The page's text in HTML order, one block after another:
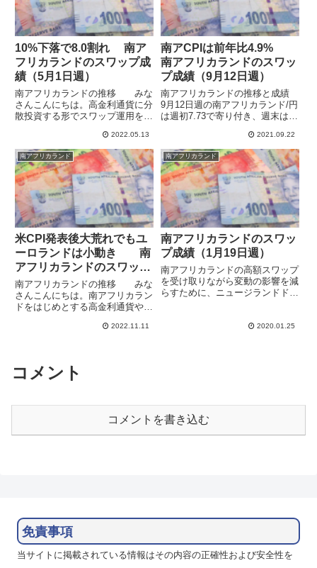
10%下落で8.0割れ 南ア
フリカランドのスワップ成
績（5月1日週）
南アフリカランドの推移 みな
さんこんにちは。高金利通貨に分
散投資する形でスワップ運用を行
円は4月19日にコロナ後の高値の
8.74をつけたのち下落に転じてい
て、今週の急落で高値からの最大
の下落率が約10%となり...
2022.05.13
南アCPIは前年比4.9%
南アフリカランドのスワッ
プ成績（9月12日週）
南アフリカランドの推移と成績
9月12日週の南アフリカランド/円
は週初7.73で寄り付き、週末は安
した。19日週に入ってからは恒
大集団の債務問題によるリスクオ
フでさらに失速して7.32をつけて
います。6月か...
2021.09.22
南アフリカランド
米CPI発表後大荒れでもユ
ーロランドは小動き 南
アフリカランドのスワップ
成績（10月30日週）
南アフリカランドの推移 みな
さんこんにちは。南アフリカラン
ドをはじめとする高金利通貨や金
する形でスワポ運用を行っていま
を抑えて、少ない資金で安定し
た...
2022.11.11
南アフリカランド
南アフリカランドのスワッ
プ成績（1月19日週）
南アフリカランドの高額スワップ
を受け取りながら変動の影響を減
らすために、ニュージランドドル
は852円で、1日あたり121.7円、
2020.01.25
コメント
コメントを書き込む
免責事項
当サイトに掲載されている情報はその内容の正確性および安全性を